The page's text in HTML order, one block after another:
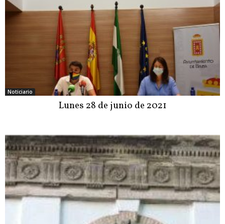
Noticiario
Lunes 28 de junio de 2021